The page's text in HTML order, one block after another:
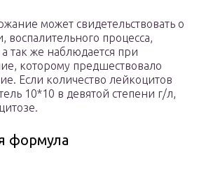
может свидетельствовать о
процесса,
так же наблюдается при
которому предшествовало
Если количество лейкоцитов
10*10 в девятой степени г/л,
формула